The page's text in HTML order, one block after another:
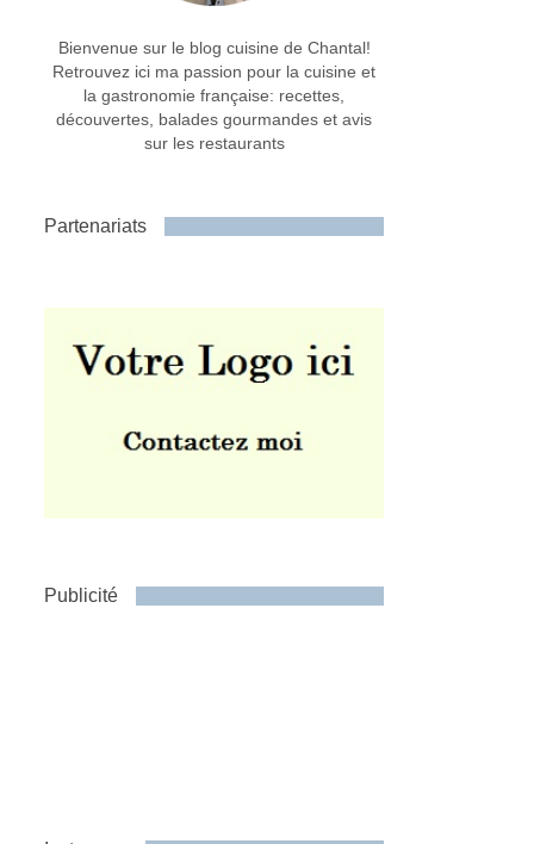
Bienvenue sur le blog cuisine de Chantal!
Retrouvez ici ma passion pour la cuisine et
la gastronomie française: recettes,
découvertes, balades gourmandes et avis
sur les restaurants
Partenariats
Publicité